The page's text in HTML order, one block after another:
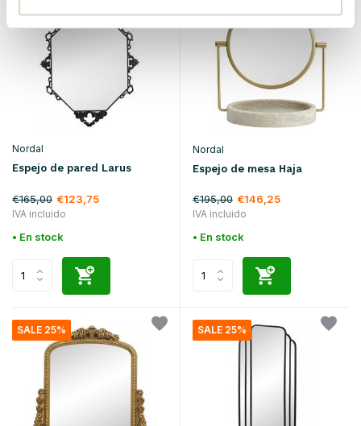
Nordal
Espejo de pared Larus
€165,00 €123,75
IVA incluido
• En stock
Nordal
Espejo de mesa Haja
€195,00 €146,25
IVA incluido
• En stock
SALE 25% SALE 25%